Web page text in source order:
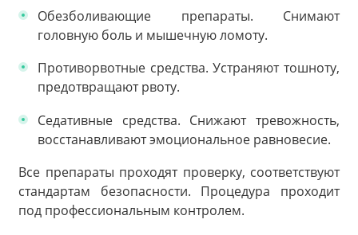
Обезболивающие препараты. Снимают
головную боль и мышечную ломоту.
Противорвотные средства. Устраняют тошноту,
предотвращают рвоту.
Седативные средства. Снижают тревожность,
восстанавливают эмоциональное равновесие.
Все препараты проходят проверку, соответствуют
стандартам безопасности. Процедура проходит
под профессиональным контролем.